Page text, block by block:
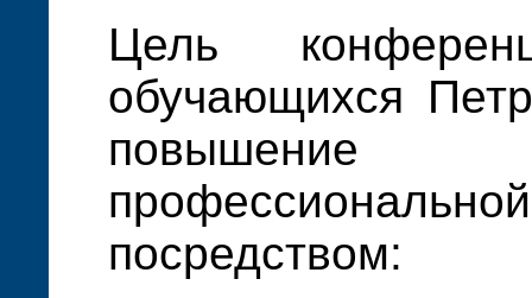
Цель
обучающихся
посредством: